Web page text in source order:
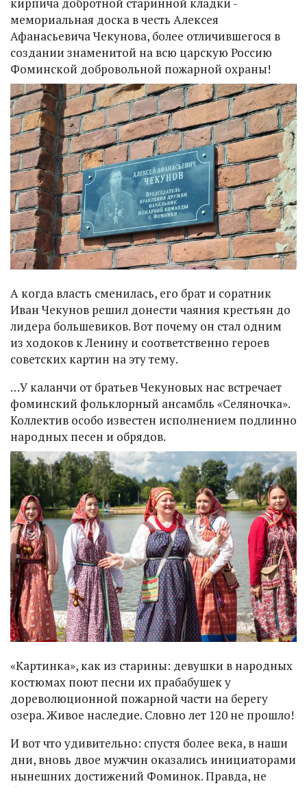
кирпича добротной старинной кладки -
мемориальная доска в честь Алексея
Афанасьевича Чекунова, более отличившегося в
создании знаменитой на всю царскую Россию
Фоминской добровольной пожарной охраны!
А когда власть сменилась, его брат и соратник
Иван Чекунов решил донести чаяния крестьян до
лидера большевиков. Вот почему он стал одним
из ходоков к Ленину и соответственно героев
советских картин на эту тему.
…У каланчи от братьев Чекуновых нас встречает
фоминский фольклорный ансамбль «Селяночка».
Коллектив особо известен исполнением подлинно
народных песен и обрядов.
«Картинка», как из старины: девушки в народных
костюмах поют песни их прабабушек у
дореволюционной пожарной части на берегу
озера. Живое наследие. Словно лет 120 не прошло!
И вот что удивительно: спустя более века, в наши
дни, вновь двое мужчин оказались инициаторами
нынешних достижений Фоминок. Правда, не